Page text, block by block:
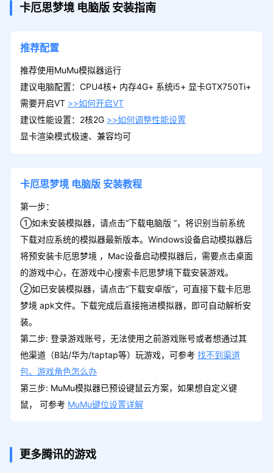
卡厄思梦境 电脑版 安装指南
推荐配置
推荐使用MuMu模拟器运行
建议电脑配置：CPU4核+ 内存4G+ 系统i5+ 显卡GTX750Ti+
需要开启VT >>如何开启VT
建议性能设置：2核2G >>如何调整性能设置
显卡渲染模式极速、兼容均可
卡厄思梦境 电脑版 安装教程
第一步：
①如未安装模拟器，请点击“下载电脑版 ”，将识别当前系统
下载对应系统的模拟器最新版本。Windows设备启动模拟器后
将预安装卡厄思梦境 ，Mac设备启动模拟器后，需要点击桌面
的游戏中心，在游戏中心搜索卡厄思梦境下载安装游戏。
②如已安装模拟器，请点击“下载安卓版”，可直接下载卡厄思
梦境 apk文件。下载完成后直接拖进模拟器，即可自动解析安
装。
第二步: 登录游戏账号，无法使用之前游戏账号或者想通过其
他渠道（B站/华为/taptap等）玩游戏，可参考 找不到渠道
包、游戏角色怎么办
第三步: MuMu模拟器已预设键鼠云方案，如果想自定义键
鼠， 可参考 MuMu键位设置详解
更多腾讯的游戏